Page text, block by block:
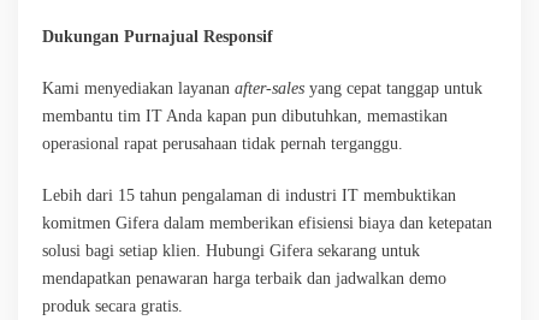
Dukungan Purnajual Responsif
Kami menyediakan layanan after-sales yang cepat tanggap untuk
membantu tim IT Anda kapan pun dibutuhkan, memastikan
operasional rapat perusahaan tidak pernah terganggu.
Lebih dari 15 tahun pengalaman di industri IT membuktikan
komitmen Gifera dalam memberikan efisiensi biaya dan ketepatan
solusi bagi setiap klien. Hubungi Gifera sekarang untuk
mendapatkan penawaran harga terbaik dan jadwalkan demo
produk secara gratis.